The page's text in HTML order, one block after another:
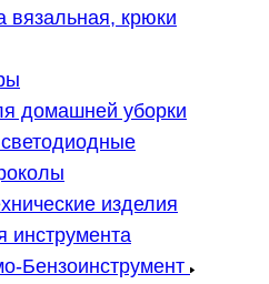
вязальная, крюки
домашней уборки
изделия
инструмента
Бензоинструмент